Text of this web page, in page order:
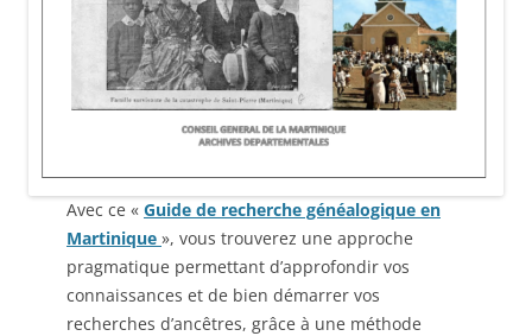
Avec ce « Guide de recherche généalogique en
Martinique », vous trouverez une approche
pragmatique permettant d’approfondir vos
connaissances et de bien démarrer vos
recherches d’ancêtres, grâce à une méthode